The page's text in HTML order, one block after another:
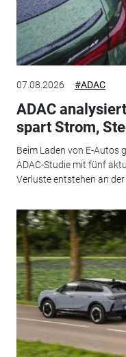
07.08.2026 #ADAC
ADAC
spart Strom,
Beim Laden von E-Autos
ADAC-Studie mit fünf
Verluste entstehen an der